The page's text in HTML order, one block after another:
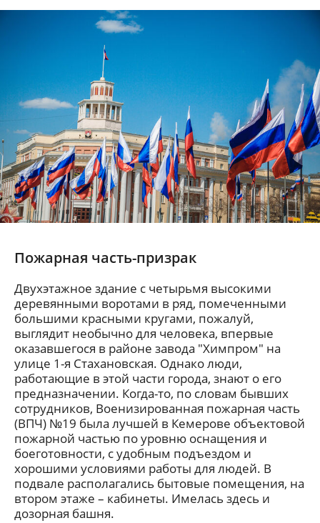
Пожарная часть-призрак
Двухэтажное здание с четырьмя высокими
деревянными воротами в ряд, помеченными
большими красными кругами, пожалуй,
выглядит необычно для человека, впервые
оказавшегося в районе завода "Химпром" на
улице 1-я Стахановская. Однако люди,
работающие в этой части города, знают о его
предназначении. Когда-то, по словам бывших
сотрудников, Военизированная пожарная часть
(ВПЧ) №19 была лучшей в Кемерове объектовой
пожарной частью по уровню оснащения и
боеготовности, с удобным подъездом и
хорошими условиями работы для людей. В
подвале располагались бытовые помещения, на
втором этаже – кабинеты. Имелась здесь и
дозорная башня.